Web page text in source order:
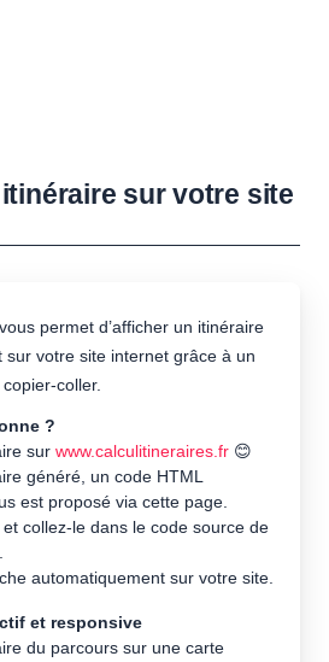
sur votre site
permet d’afficher un itinéraire
sur votre site internet grâce à un
coller.
?
sur www.calculitineraires.fr 😊
généré, un code HTML
est proposé via cette page.
collez-le dans le code source de
automatiquement sur votre site.
et responsive
du parcours sur une carte